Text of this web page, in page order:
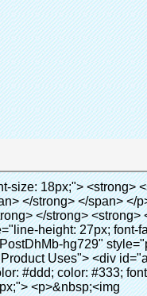
otros cubierta del zapato </span> <span style="line-height: normal; font-family: Arial;"> Máquina </span> <span style="line-height: normal; font-family: Arial;"> . </span> </span> </p> <p> <span style="line-height: 21px; font-size: 14px;"> <span style="line-height: normal; font-family: Arial;"> Puede <span style="line-height: 21px; color: #0000ff;"> </span> </span> <em> <span style="line-height: normal; font-weight: bold; font-family: Arial; color: #99cc00;"> Automáticamente </span> </em> <span style="line-height: normal; font-family: Arial;"> <em> <span style="line-height: 21px; color: #99cc00;"> </span> </em> Salidas y corta la película de PVC y </span> <em> <span style="line-height: normal; font-weight: bold; font-family: Arial; color: #99cc00;"> Proporcionar aire caliente. </span> </em> </span> </p> <p><br> <strong> <span style="line-height: 21px; font-size: 14px;"> <span style="line-height: normal; font-family: Arial;"> Que </span> <span style="line-height: 18px;"> <span style="line-height: normal; font-family: Arial;"> Sólo toma tres </span> </span> <span style="line-height: normal; font-family: Arial;"> Segundos para hacer que el PVC película en zapatos cubierta del zapato y abrigos de las personas </span> <span style="line-height: normal; font-family: Arial;"> . </span> </span> </strong> </p> <p>&nbsp;</p> <p>&nbsp;</p> <p> <strong> <span style="line-height: 36px; color: #99cc00; font-size: 24px;"> <em> <span style="line-height: 21px;"> <span style="line-height: normal; font-family: Arial;"> Automática máquina de la cubierta </span> </span> </em> </span> </